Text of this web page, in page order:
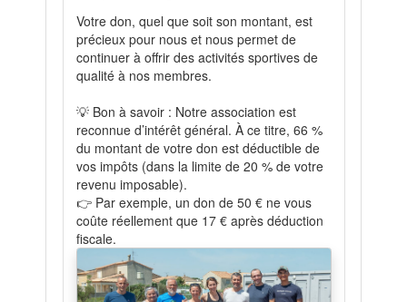
Votre don, quel que soit son montant, est
précieux pour nous et nous permet de
continuer à offrir des activités sportives de
qualité à nos membres.
💡 Bon à savoir : Notre association est
reconnue d’intérêt général. À ce titre, 66 %
du montant de votre don est déductible de
vos impôts (dans la limite de 20 % de votre
revenu imposable).
👉 Par exemple, un don de 50 € ne vous
coûte réellement que 17 € après déduction
fiscale.